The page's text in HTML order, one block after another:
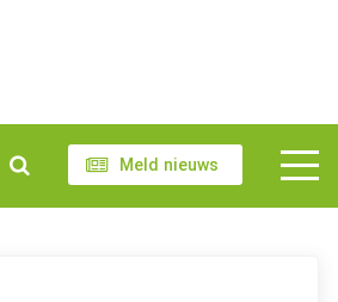
Meld nieuws